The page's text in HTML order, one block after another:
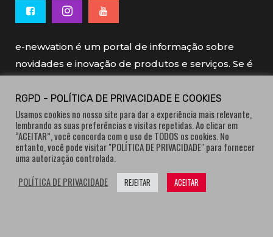
e-newvation é um portal de informação sobre
novidades e inovação de produtos e serviços. Se é
e-newvation tem o patrocínio do “Produto do
Ano”, o prémio de inovação atribuído por
consumidores.
RGPD - POLÍTICA DE PRIVACIDADE E COOKIES
Usamos cookies no nosso site para dar a experiência mais relevante,
lembrando as suas preferências e visitas repetidas. Ao clicar em
“ACEITAR”, você concorda com o uso de TODOS os cookies. No
entanto, você pode visitar "POLÍTICA DE PRIVACIDADE" para fornecer
uma autorização controlada.
POLÍTICA DE PRIVACIDADE
REJEITAR ACEITAR